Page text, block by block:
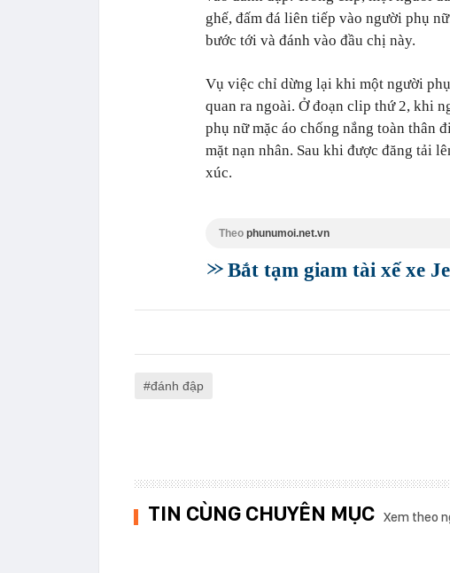
ghế, đấm đá liên tiếp vào người phụ
bước tới và đánh vào đầu chị này.
Vụ việc chỉ dừng lại khi một người
quan ra ngoài. Ở đoạn clip thứ 2, khi
phụ nữ mặc áo chống nắng toàn thân
mặt nạn nhân. Sau khi được đăng tải
xúc.
Theo phunumoi.net.vn
Bắt tạm giam tài xế xe
đánh đập
TIN CÙNG CHUYÊN MỤC Xem theo